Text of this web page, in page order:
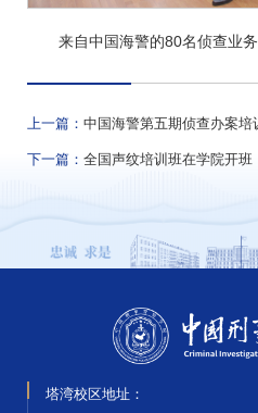
来自中国海警的80名侦查业
上一篇： 中国海警第五期侦查办案培
下一篇： 全国声纹培训班在学院开班
塔湾校区地址：